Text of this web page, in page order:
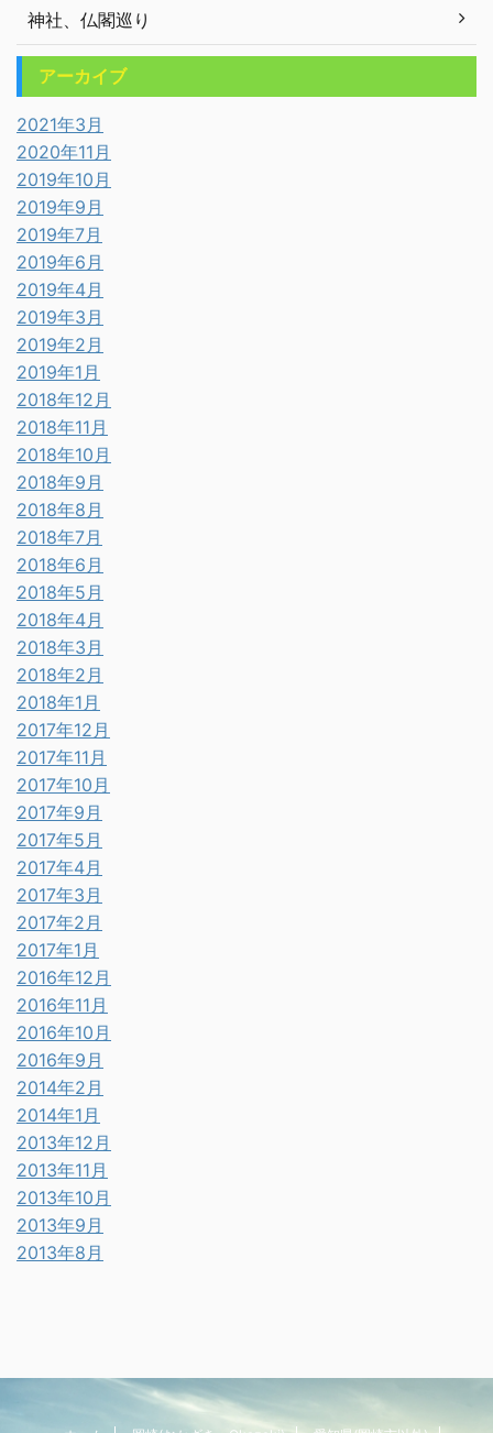
神社、仏閣巡り
アーカイブ
2021年3月
2020年11月
2019年10月
2019年9月
2019年7月
2019年6月
2019年4月
2019年3月
2019年2月
2019年1月
2018年12月
2018年11月
2018年10月
2018年9月
2018年8月
2018年7月
2018年6月
2018年5月
2018年4月
2018年3月
2018年2月
2018年1月
2017年12月
2017年11月
2017年10月
2017年9月
2017年5月
2017年4月
2017年3月
2017年2月
2017年1月
2016年12月
2016年11月
2016年10月
2016年9月
2014年2月
2014年1月
2013年12月
2013年11月
2013年10月
2013年9月
2013年8月